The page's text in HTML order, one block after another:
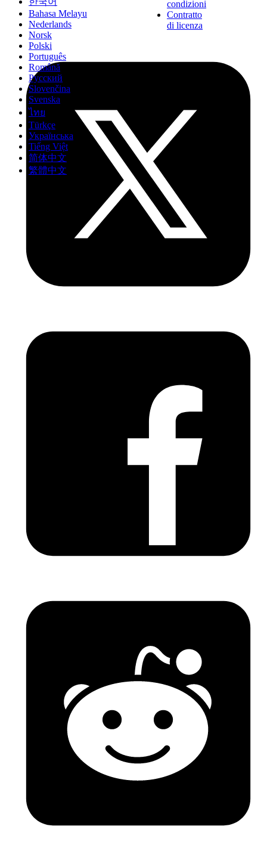
Bahasa Melayu
Nederlands
Norsk
Polski
Português
Română
Русский
Slovenčina
Svenska
ไทย
Türkçe
Українська
Tiếng Việt
简体中文
繁體中文
condizioni
Contratto
di licenza